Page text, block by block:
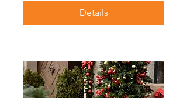
Details